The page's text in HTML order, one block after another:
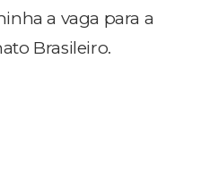
a vaga para a
Brasileiro.